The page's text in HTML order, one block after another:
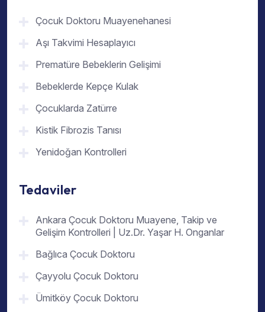
Çocuk Doktoru Muayenehanesi
Aşı Takvimi Hesaplayıcı
Prematüre Bebeklerin Gelişimi
Bebeklerde Kepçe Kulak
Çocuklarda Zatürre
Kistik Fibrozis Tanısı
Yenidoğan Kontrolleri
Tedaviler
Ankara Çocuk Doktoru Muayene, Takip ve
Gelişim Kontrolleri | Uz.Dr. Yaşar H. Onganlar
Bağlıca Çocuk Doktoru
Çayyolu Çocuk Doktoru
Ümitköy Çocuk Doktoru